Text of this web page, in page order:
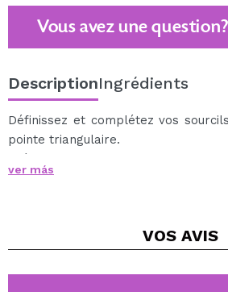
Vous avez une question?
DescriptionIngrédients
Définissez et complétez vos
pointe triangulaire.
Créez des traits assez petits pour
les plus fins de vos sourcils.
ver más
VOS AVIS